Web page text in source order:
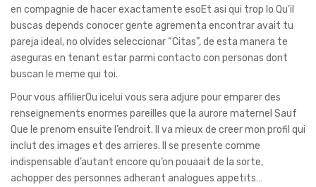
en compagnie de hacer exactamente esoEt asi qui trop lo Qu’il
buscas depends conocer gente agrementa encontrar avait tu
pareja ideal, no olvides seleccionar “Citas”, de esta manera te
aseguras en tenant estar parmi contacto con personas dont
buscan le meme qui toi.
Pour vous affilierOu icelui vous sera adjure pour emparer des
renseignements enormes pareilles que la aurore maternel Sauf
Que le prenom ensuite l’endroit. Il va mieux de creer mon profil qui
inclut des images et des arrieres. Il se presente comme
indispensable d’autant encore qu’on pouaait de la sorte,
achopper des personnes adherant analogues appetits…